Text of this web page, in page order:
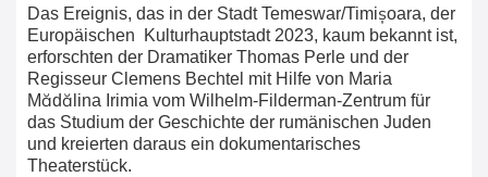
Das Ereignis, das in der Stadt Temeswar/Timișoara, der
Europäischen Kulturhauptstadt 2023, kaum bekannt ist,
erforschten der Dramatiker Thomas Perle und der
Regisseur Clemens Bechtel mit Hilfe von Maria
Mădălina Irimia vom Wilhelm-Filderman-Zentrum für
das Studium der Geschichte der rumänischen Juden
und kreierten daraus ein dokumentarisches
Theaterstück.